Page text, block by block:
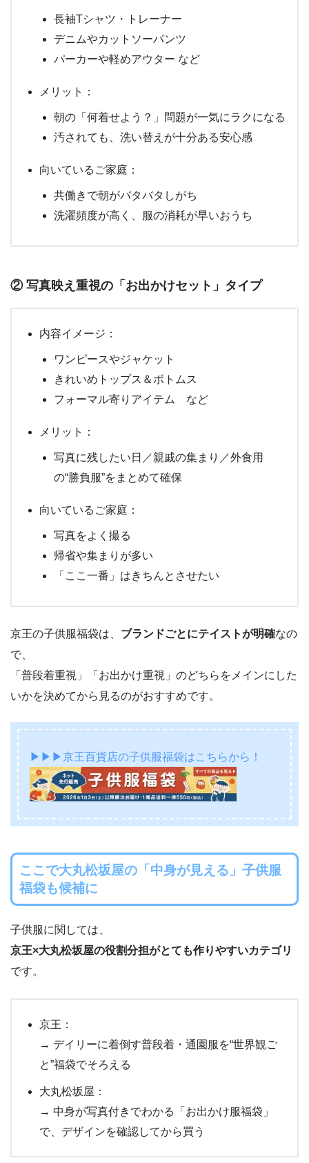
長袖Tシャツ・トレーナー
デニムやカットソーパンツ
パーカーや軽めアウター など
メリット：
朝の「何着せよう？」問題が一気にラクになる
汚されても、洗い替えが十分ある安心感
向いているご家庭：
共働きで朝がバタバタしがち
洗濯頻度が高く、服の消耗が早いおうち
② 写真映え重視の「お出かけセット」タイプ
内容イメージ：
ワンピースやジャケット
きれいめトップス＆ボトムス
フォーマル寄りアイテム など
メリット：
写真に残したい日／親戚の集まり／外食用
の“勝負服”をまとめて確保
向いているご家庭：
写真をよく撮る
帰省や集まりが多い
「ここ一番」はきちんとさせたい
京王の子供服福袋は、 ブランドごとにテイストが明確なの
で、
「普段着重視」「お出かけ重視」のどちらをメインにした
いかを決めてから見るのがおすすめです。
▶▶▶京王百貨店の子供服福袋はこちらから！
ここで大丸松坂屋の「中身が見える」子供服
福袋も候補に
子供服に関しては、
京王×大丸松坂屋の役割分担がとても作りやすいカテゴリ
です。
京王：
→ デイリーに着倒す普段着・通園服を“世界観ご
と”福袋でそろえる
大丸松坂屋：
→ 中身が写真付きでわかる「お出かけ服福袋」
で、デザインを確認してから買う